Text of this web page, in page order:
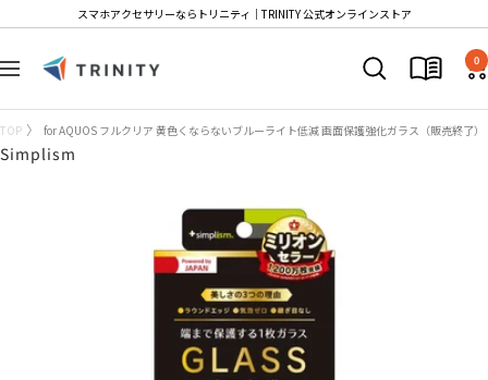
テ
ツ
へ
スマホアクセサリーならトリニティ│TRINITY 公式オンラインストア
ナ
ゲ
ー
Trinity
0
TOP for AQUOS フルクリア 黄色くならないブルーライト低減 画面保護強化ガラス（販売終了）
Simplism